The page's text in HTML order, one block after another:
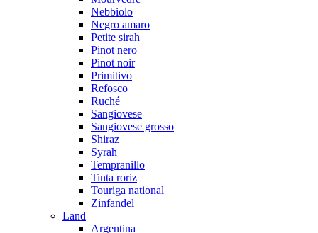
Nebbiolo
Negro amaro
Petite sirah
Pinot nero
Pinot noir
Primitivo
Refosco
Ruché
Sangiovese
Sangiovese grosso
Shiraz
Syrah
Tempranillo
Tinta roriz
Touriga national
Zinfandel
Land
Argentina